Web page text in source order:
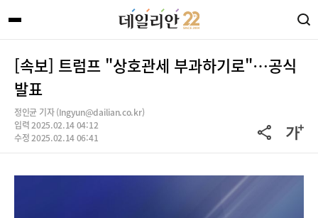
[속보] 트럼프 "상호관세 부과하기로"…공식
발표
정인균 기자 (Ingyun@dailian.co.kr)
입력 2025.02.14 04:12
수정 2025.02.14 06:41